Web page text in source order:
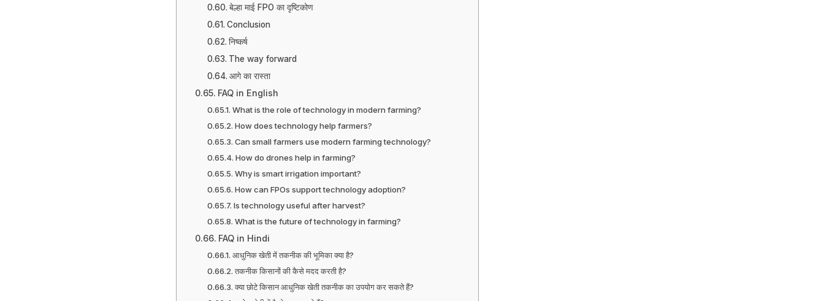
बेल्हा माई FPO का दृष्टिकोण
Conclusion
निष्कर्ष
The way forward
आगे का रास्ता
FAQ in English
What is the role of technology in modern farming?
How does technology help farmers?
Can small farmers use modern farming technology?
How do drones help in farming?
Why is smart irrigation important?
How can FPOs support technology adoption?
Is technology useful after harvest?
What is the future of technology in farming?
FAQ in Hindi
आधुनिक खेती में तकनीक की भूमिका क्या है?
तकनीक किसानों की कैसे मदद करती है?
क्या छोटे किसान आधुनिक खेती तकनीक का उपयोग कर सकते हैं?